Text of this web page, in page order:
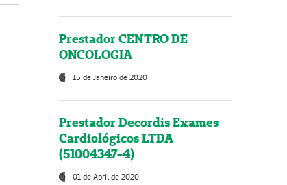
Prestador CENTRO DE
ONCOLOGIA
15 de Janeiro de 2020
Prestador Decordis Exames
Cardiológicos LTDA
(51004347-4)
01 de Abril de 2020